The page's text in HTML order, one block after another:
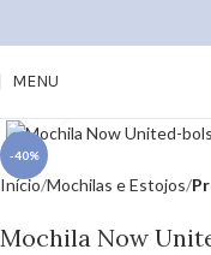
MENU
-40%
Início Mochilas e Estojos
Mochila Now